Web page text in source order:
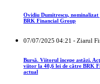
Ovidiu Dumitrescu,
BRK Financial Group
07/07/2025 04:21 - Ziarul
Bursă. Viitorul începe astăzi.
viitor la 40,6 lei de către BRK
actual